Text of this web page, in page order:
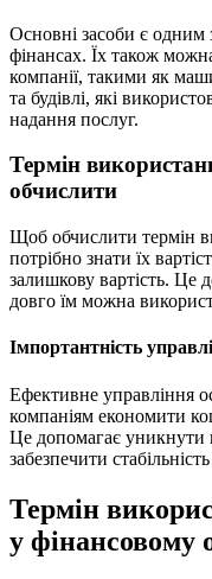
Основні засоби є одним
фінансах. Їх також
компанії, такими як
та будівлі, які
надання послуг.
Термін
обчислити
Щоб обчислити термін
потрібно знати їх
залишкову вартість. Це
довго їм можна
Імпортантність
Ефективне управління
компаніям економити
Це допомагає уникнути
забезпечити
Термін
у фінансовому